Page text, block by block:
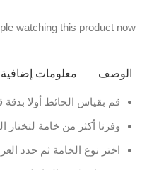
watching this product now!
الوصف معلومات إضافية
قم بقياس الحائط أولا بدقة
وفرنا أكثر من خامة
اختر نوع الخامة ثم حدد